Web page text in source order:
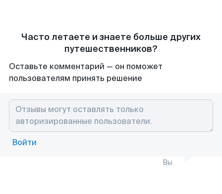
Часто летаете и знаете больше других
путешественников?
Оставьте комментарий — он поможет
пользователям принять решение
Войти
Вы